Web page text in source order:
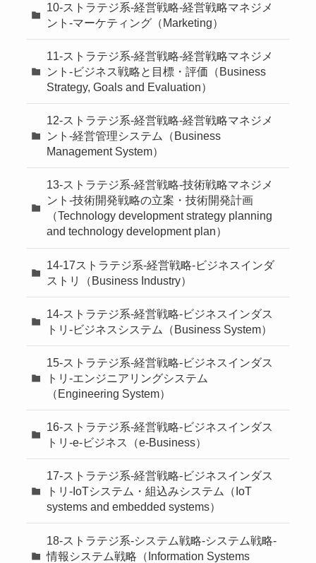
10-ストラテジ系-経営戦略-経営戦略マネジメ
ント-マーケティング（Marketing）
11-ストラテジ系-経営戦略-経営戦略マネジメ
ント-ビジネス戦略と目標・評価（Business
Strategy, Goals and Evaluation）
12-ストラテジ系-経営戦略-経営戦略マネジメ
ント-経営管理システム（Business
Management System）
13-ストラテジ系-経営戦略-技術戦略マネジメ
ント-技術開発戦略の立案・技術開発計画
（Technology development strategy planning
and technology development plan）
14-17ストラテジ系-経営戦略-ビジネスインダ
ストリ（Business Industry）
14-ストラテジ系-経営戦略-ビジネスインダス
トリ-ビジネスシステム（Business System）
15-ストラテジ系-経営戦略-ビジネスインダス
トリ-エンジニアリングシステム
（Engineering System）
16-ストラテジ系-経営戦略-ビジネスインダス
トリ-e-ビジネス（e-Business）
17-ストラテジ系-経営戦略-ビジネスインダス
トリ-IoTシステム・組込みシステム（IoT
systems and embedded systems）
18-ストラテジ系-システム戦略-システム戦略-
情報システム戦略（Information Systems